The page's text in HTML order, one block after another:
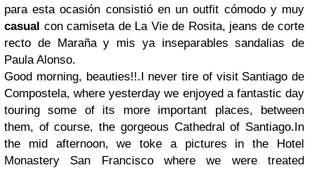
para esta ocasión consistió en un outfit cómodo y muy
casual con camiseta de La Vie de Rosita, jeans de corte
recto de Marañay mis ya inseparables sandalias de
Paula Alonso.
Good morning, beauties!!.I never tire of visit Santiago de
Compostela, where yesterday we enjoyed a fantastic day
touring some of its more important places, between
them, of course, the gorgeous Cathedral of Santiago.In
the mid afternoon, we toke a pictures in the Hotel
Monastery San Francisco where we were treated